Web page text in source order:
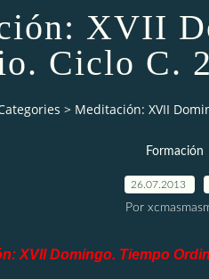
XVII
Ciclo C.
> Meditación: XVII
Formación
26.07.2013
Por
XVII Domingo. Tiempo